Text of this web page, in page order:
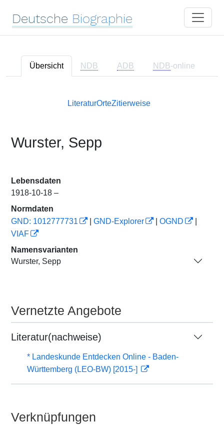
Deutsche Biographie
Übersicht NDB ADB NDB-online
LiteraturOrteZitierweise
Wurster, Sepp
Lebensdaten
1918-10-18 –
Normdaten
GND: 1012777731
GND-Explorer OGND
VIAF
Namensvarianten
Wurster, Sepp
Vernetzte Angebote
Literatur(nachweise)
* Landeskunde Entdecken Online - Baden-
Württemberg (LEO-BW) [2015-]
Verknüpfungen